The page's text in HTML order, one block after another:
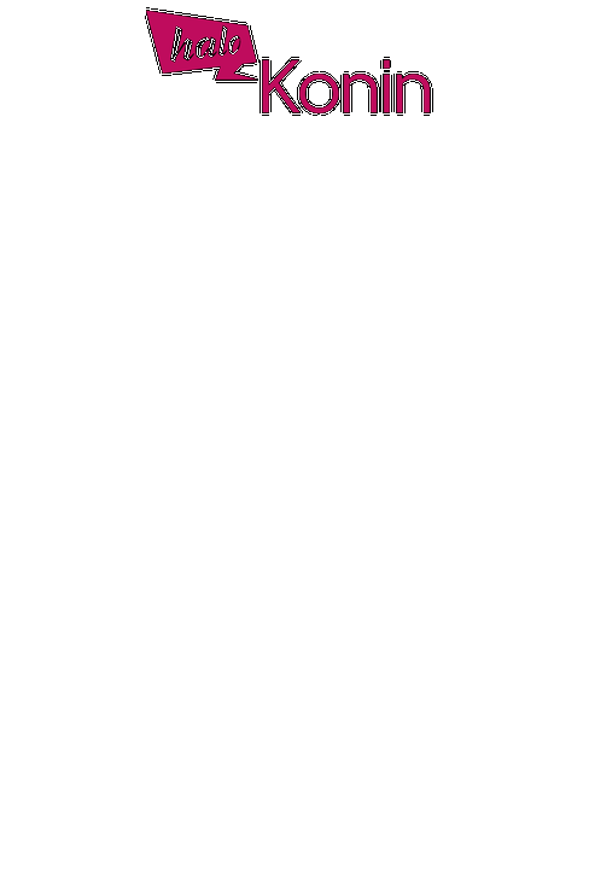
Lidze Grupa 3 (Grupa III)